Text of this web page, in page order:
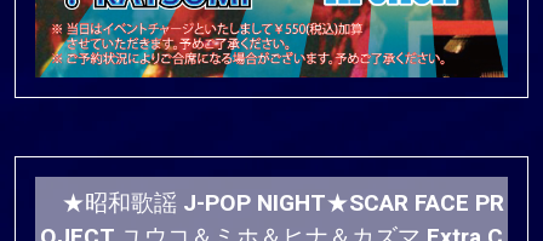
★昭和歌謡 J-POP NIGHT★SCAR FACE PR